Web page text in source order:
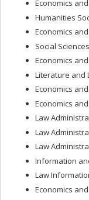
Economics
Humanities
Economics
Social
Economics
Literature and
Economics
Economics
Law
Law
Law
Information
Law
Economics